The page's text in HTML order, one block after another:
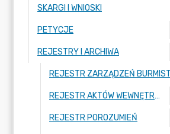
SKARGI I WNIOSKI
PETYCJE
REJESTRY I ARCHIWA
REJESTR AKTÓW WEWNĘTRZNYCH
REJESTR POROZUMIEŃ